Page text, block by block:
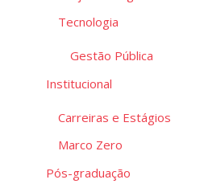
Tecnologia
Gestão Pública
Institucional
Carreiras e Estágios
Marco Zero
Pós-graduação